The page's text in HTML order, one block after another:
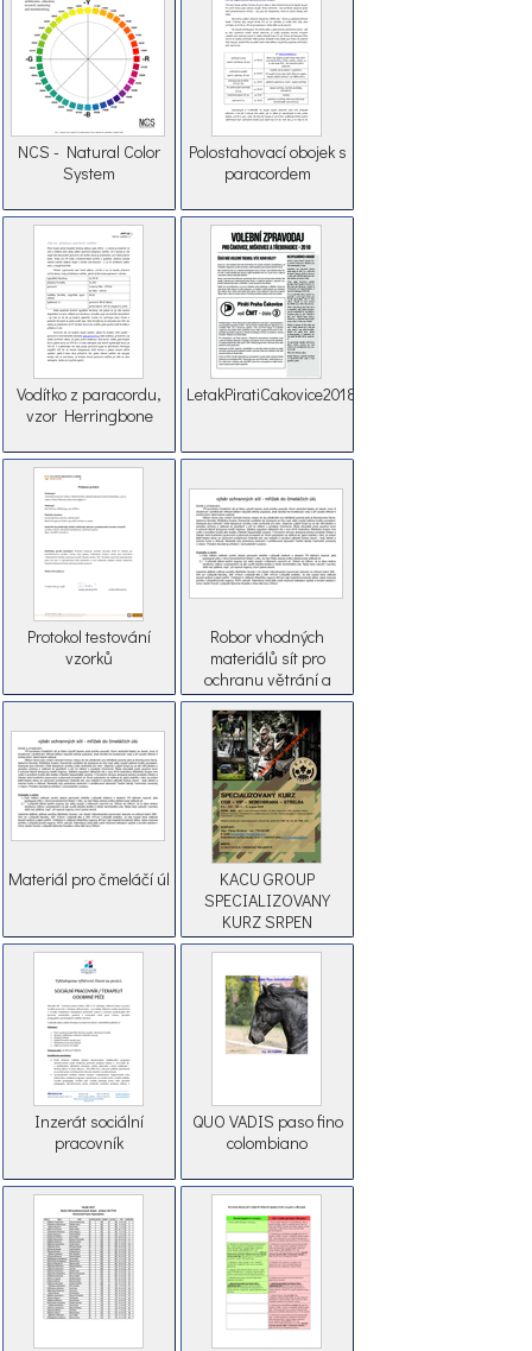
NCS - Natural Color
System
Polostahovací obojek s
paracordem
Vodítko z paracordu,
vzor Herringbone
LetakPiratiCakovice2018
Protokol testování
vzorků
Robor vhodných
materiálů sít pro
ochranu větrání a
tvorbu pachových
pastí.
Materiál pro čmeláčí úl
KACU GROUP
SPECIALIZOVANY
KURZ SRPEN
Inzerát sociální
pracovník
QUO VADIS paso fino
colombiano